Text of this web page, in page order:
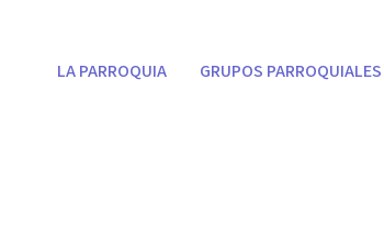
LA PARROQUIA GRUPOS PARROQUIALES